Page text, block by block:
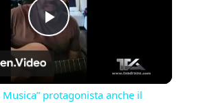
Play
Video
Musica” protagonista anche il